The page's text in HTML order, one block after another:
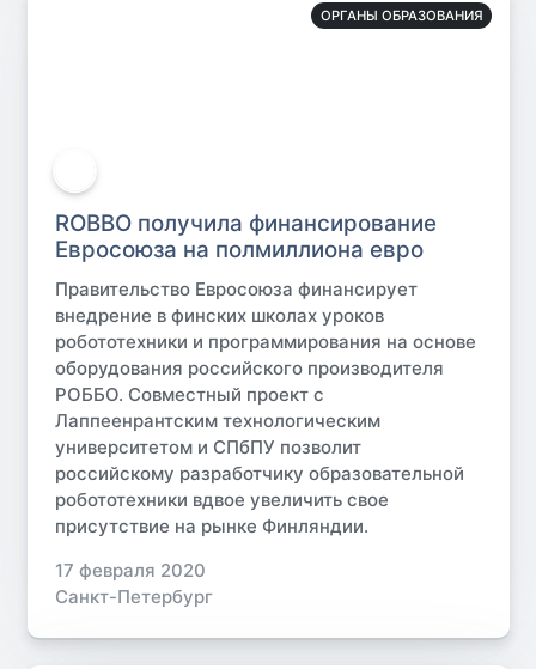
ОРГАНЫ ОБРАЗОВАНИЯ
ROBBO получила финансирование
Евросоюза на полмиллиона евро
Правительство Евросоюза финансирует
внедрение в финских школах уроков
робототехники и программирования на основе
оборудования российского производителя
РОББО. Совместный проект с
Лаппеенрантским технологическим
университетом и СПбПУ позволит
российскому разработчику образовательной
робототехники вдвое увеличить свое
присутствие на рынке Финляндии.
17 февраля 2020
Санкт-Петербург